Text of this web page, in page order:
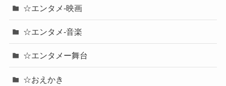
☆エンタメ-映画
☆エンタメ-音楽
☆エンタメー舞台
☆おえかき